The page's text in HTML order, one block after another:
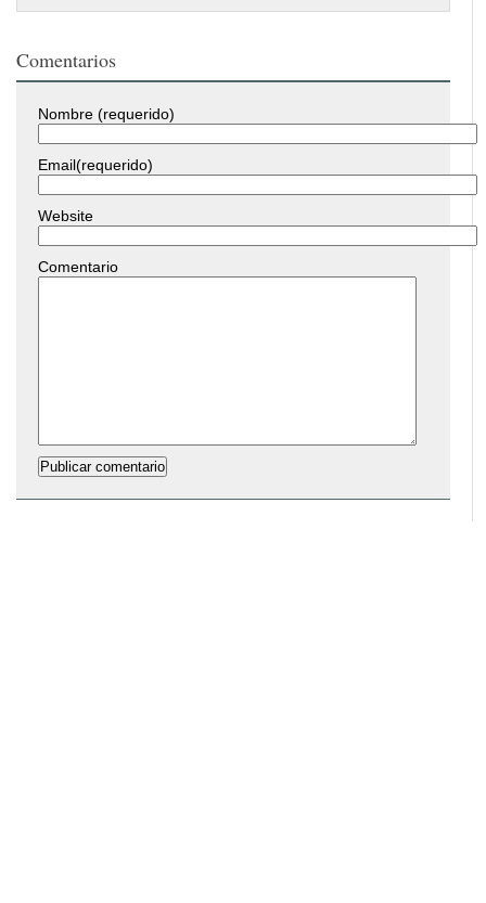
Comentarios
Nombre (requerido)
Email(requerido)
Website
Comentario